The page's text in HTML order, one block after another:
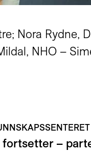
Nora Rydne,
NHO –
fortsetter –